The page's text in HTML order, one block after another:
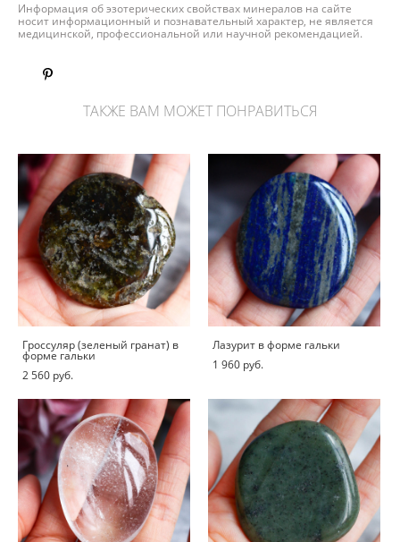
Информация об эзотерических свойствах минералов на сайте
носит информационный и познавательный характер, не является
медицинской, профессиональной или научной рекомендацией.
ТАКЖЕ ВАМ МОЖЕТ ПОНРАВИТЬСЯ
Гроссуляр (зеленый гранат) в
форме гальки
2 560 pуб.
Лазурит в форме гальки
1 960 pуб.